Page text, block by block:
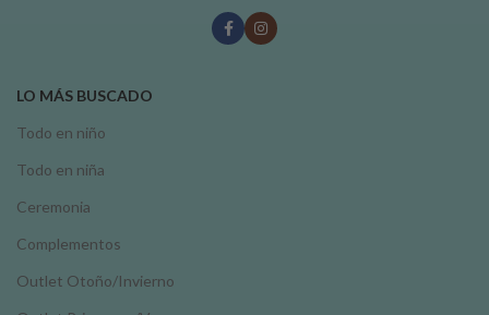
LO MÁS BUSCADO
Todo en niño
Todo en niña
Ceremonia
Complementos
Outlet Otoño/Invierno